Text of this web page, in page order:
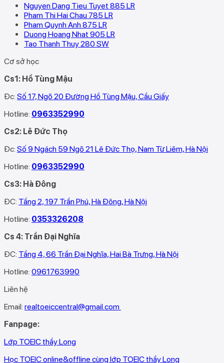
Nguyen Dang Tieu Tuyet 885 LR
Pham Thi Hai Chau 785 LR
Pham Quynh Anh 875 LR
Duong Hoang Nhat 905 LR
Tao Thanh Thuy 280 SW
Cơ sở học
Cs1: Hồ Tùng Mậu
Đc: Số 17, Ngõ 20 Đường Hồ Tùng Mậu, Cầu Giấy
Hotline: 0963352990
Cs2: Lê Đức Thọ
Đc: Số 9 Ngách 59 Ngõ 21 Lê Đức Thọ, Nam Từ Liêm, Hà Nội
Hotline: 0963352990
Cs3: Hà Đông
ĐC: Tầng 2, 197 Trần Phú, Hà Đông, Hà Nội
Hotline: 0353326208‬
Cs 4: Trần Đại Nghĩa
ĐC: Tầng 4, 66 Trần Đại Nghĩa, Hai Bà Trưng, Hà Nội
Hotline: 0961763990
Liên hệ
Email: realtoeiccentral@gmail.com
Fanpage:
Lớp TOEIC thầy Long
Học TOEIC online&offline cùng lớp TOEIC thầy Long